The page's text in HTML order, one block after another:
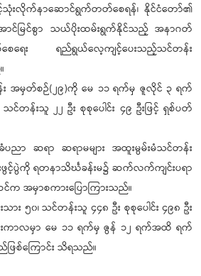
းလိုက်နာဆောင်ရွက်တတ်စေရန်၊ နိုင်ငံတော်၏
ောင်မြင်စွာ သယ်ပိုးထမ်းရွက်နိုင်သည့် အနာဂတ်
ဖြစ်စေရေး ရည်ရွယ်လေ့ကျင့်ပေးသည့်သင်တန်း
အမှတ်စဉ်(၂၉)ကို မေ ၁၁ ရက်မှ ဇူလိုင် ၃ ရက်
တန်းသူ ၂၂ ဦး စုစုပေါင်း ၄၉ ဦးဖြင့် ရှစ်ပတ်
ညာ ဆရာ ဆရာမများ အထူးမွမ်းမံသင်တန်း
င့်ပွဲကို ရတနာသိင်္ဃခန်းမ၌ ဆက်လက်ကျင်းပရာ
က အမှာစကားပြောကြားသည်။
၅၀၊ သင်တန်းသူ ၄၄၈ ဦး စုစုပေါင်း ၄၉၈ ဦး
ကာလမှာ မေ ၁၁ ရက်မှ ဇွန် ၁၂ ရက်အထိ ရက်
ြစ်ကြောင်း သိရသည်။